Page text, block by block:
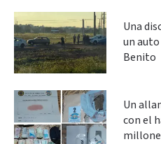
Una
un auto
Benito
Un
con el